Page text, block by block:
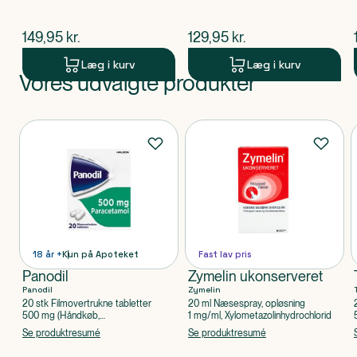
$nuværende pris
149,95 kr.
Læg i kurv
$nuværende pris
129,95 kr.
Læg i kurv
Produkt 1 af 0
Vores udvalgte produkter
Produkter
18 år +Kun på Apoteket
Panodil
Panodil
20 stk Filmovertrukne tabletter
500 mg (Håndkøb,
apoteksforbeholdt), Paracetamol
Se produktresumé
Fast lav pris
Zymelin ukonserveret
Zymelin
20 ml Næsespray, opløsning
1 mg/ml, Xylometazolinhydrochlorid
Se produktresumé